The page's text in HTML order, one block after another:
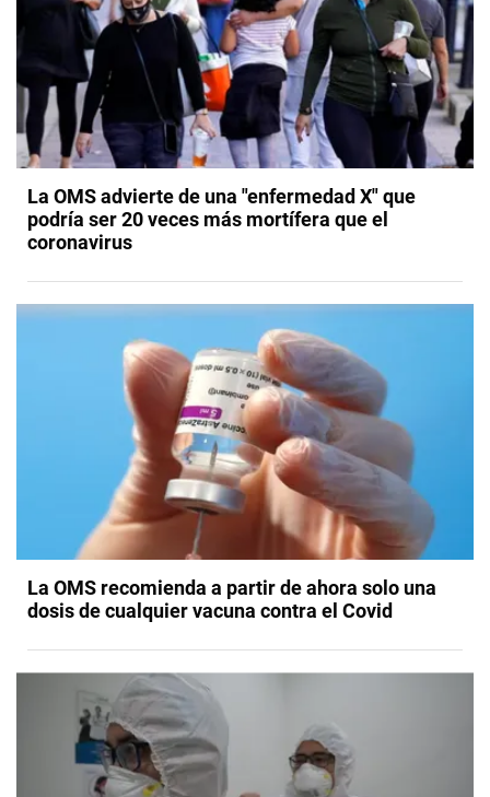
La OMS advierte de una "enfermedad X" que
podría ser 20 veces más mortífera que el
coronavirus
La OMS recomienda a partir de ahora solo una
dosis de cualquier vacuna contra el Covid